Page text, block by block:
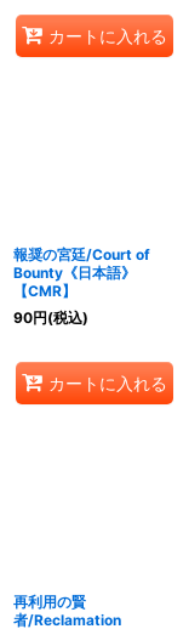
カートに入れる
報奨の宮廷/Court of
Bounty《日本語》
【CMR】
90円(税込)
カートに入れる
再利用の賢
者/Reclamation